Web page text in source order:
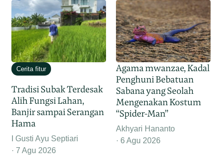
Cerita fitur
Tradisi Subak Terdesak
Alih Fungsi Lahan,
Banjir sampai Serangan
Hama
I Gusti Ayu Septiari
7 Agu 2026
Agama mwanzae, Kadal
Penghuni Bebatuan
Sabana yang Seolah
Mengenakan Kostum
“Spider-Man”
Akhyari Hananto
6 Agu 2026